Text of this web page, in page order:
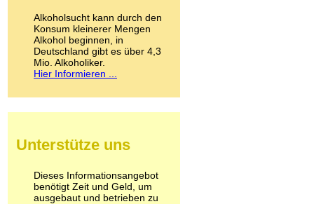
LSD
Marihuana
Medikamente
Meskalin
Metamphetamin
Methadon
Pilze
Psychopharmaka
Schlafmittel
Schmerzmittel
Alkoholsucht kann durch den
Konsum kleinerer Mengen
Alkohol beginnen, in
Deutschland gibt es über 4,3
Mio. Alkoholiker.
Hier Informieren ...
Unterstütze uns
Dieses Informationsangebot
benötigt Zeit und Geld, um
ausgebaut und betrieben zu